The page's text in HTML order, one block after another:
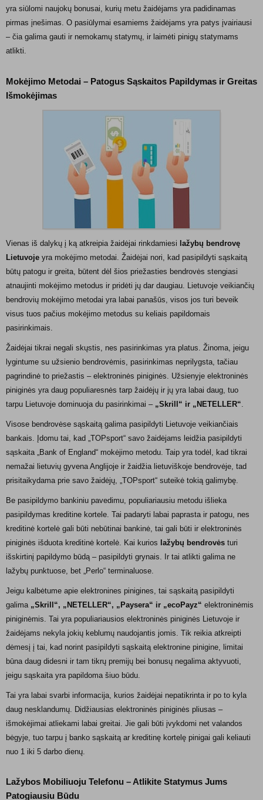
yra siūlomi naujokų bonusai, kurių metu žaidėjams yra padidinamas
pirmas įnešimas. O pasiūlymai esamiems žaidėjams yra patys įvairiausi
– čia galima gauti ir nemokamų statymų, ir laimėti pinigų statymams
atlikti.
Mokėjimo Metodai – Patogus Sąskaitos Papildymas ir Greitas
Išmokėjimas
Vienas iš dalykų į ką atkreipia žaidėjai rinkdamiesi lažybų bendrovę
Lietuvoje yra mokėjimo metodai. Žaidėjai nori, kad pasipildyti sąskaitą
būtų patogu ir greita, būtent dėl šios priežasties bendrovės stengiasi
atnaujinti mokėjimo metodus ir pridėti jų dar daugiau. Lietuvoje veikiančių
bendrovių mokėjimo metodai yra labai panašūs, visos jos turi beveik
visus tuos pačius mokėjimo metodus su keliais papildomais
pasirinkimais.
Žaidėjai tikrai negali skųstis, nes pasirinkimas yra platus. Žinoma, jeigu
lygintume su užsienio bendrovėmis, pasirinkimas neprilygsta, tačiau
pagrindinė to priežastis – elektroninės piniginės. Užsienyje elektroninės
piniginės yra daug populiaresnės tarp žaidėjų ir jų yra labai daug, tuo
tarpu Lietuvoje dominuoja du pasirinkimai – „Skrill“ ir „NETELLER“
Visose bendrovėse sąskaitą galima pasipildyti Lietuvoje veikiančiais
bankais. Įdomu tai, kad „TOPsport“ savo žaidėjams leidžia pasipildyti
sąskaita „Bank of England“ mokėjimo metodu. Taip yra todėl, kad tikrai
nemažai lietuvių gyvena Anglijoje ir žaidžia lietuviškoje bendrovėje, tad
prisitaikydama prie savo žaidėjų, „TOPsport“ suteikė tokią galimybę.
Be pasipildymo bankiniu pavedimu, populiariausiu metodu išlieka
pasipildymas kreditine kortele. Tai padaryti labai paprasta ir patogu, nes
kreditinė kortelė gali būti nebūtinai bankinė, tai gali būti ir elektroninės
piniginės išduota kreditinė kortelė. Kai kurios lažybų bendrovės turi
išskirtinį papildymo būdą – pasipildyti grynais. Ir tai atlikti galima ne
lažybų punktuose, bet „Perlo“ terminaluose.
Jeigu kalbėtume apie elektronines pinigines, tai sąskaitą pasipildyti
galima „Skrill“, „NETELLER“, „Paysera“ ir „ecoPayz“ elektroninėmis
piniginėmis. Tai yra populiariausios elektroninės piniginės Lietuvoje ir
žaidėjams nekyla jokių keblumų naudojantis jomis. Tik reikia atkreipti
dėmesį į tai, kad norint pasipildyti sąskaitą elektronine pinigine, limitai
būna daug didesni ir tam tikrų premijų bei bonusų negalima aktyvuoti,
jeigu sąskaita yra papildoma šiuo būdu.
Tai yra labai svarbi informacija, kurios žaidėjai nepatikrinta ir po to kyla
daug nesklandumų. Didžiausias elektroninės piniginės pliusas –
išmokėjimai atliekami labai greitai. Jie gali būti įvykdomi net valandos
bėgyje, tuo tarpu į banko sąskaitą ar kreditinę kortelę pinigai gali keliauti
nuo 1 iki 5 darbo dienų.
Lažybos Mobiliuoju Telefonu – Atlikite Statymus Jums
Patogiausiu Būdu